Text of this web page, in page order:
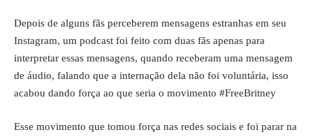
Depois de alguns fãs perceberem mensagens estranhas em seu
Instagram, um podcast foi feito com duas fãs apenas para
interpretar essas mensagens, quando receberam uma mensagem
de áudio, falando que a internação dela não foi voluntária, isso
acabou dando força ao que seria o movimento #FreeBritney
Esse movimento que tomou força nas redes sociais e foi parar na